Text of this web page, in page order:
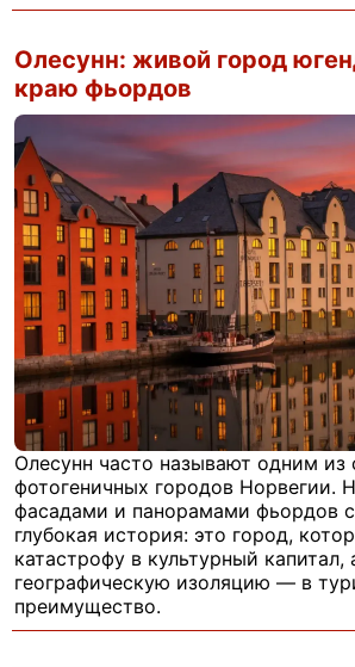
Олесунн: живой город
краю фьордов
Олесунн часто называют одним из
фотогеничных городов Норвегии.
фасадами и панорамами фьордов
глубокая история: это город,
катастрофу в культурный капитал,
географическую изоляцию — в
преимущество.